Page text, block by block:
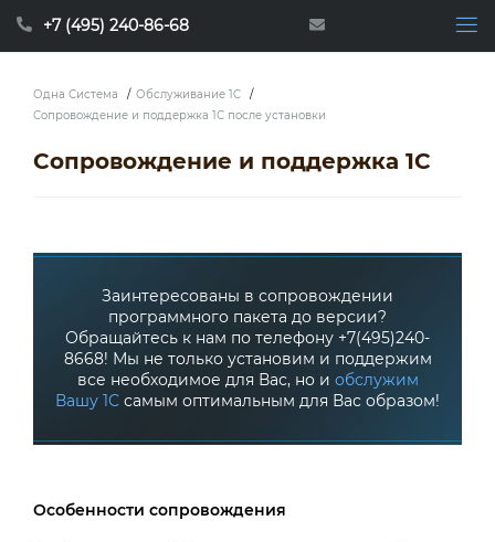
+7 (495) 240-86-68
Одна Система / Обслуживание 1C
/
Сопровождение и поддержка 1С после установки
Сопровождение и поддержка 1С
Заинтересованы в сопровождении
программного пакета до версии?
Обращайтесь к нам по телефону +7(495)240-
8668! Мы не только установим и поддержим
все необходимое для Вас, но и обслужим
Вашу 1С самым оптимальным для Вас образом!
Особенности сопровождения